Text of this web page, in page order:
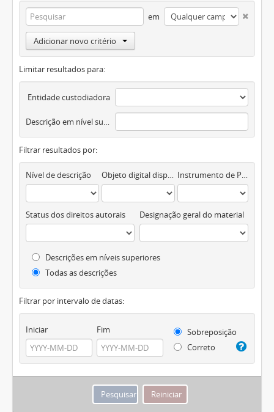
em
Adicionar novo critério
Limitar resultados para:
Entidade custodiadora
Descrição em nível superior
Filtrar resultados por:
Nível de descrição Objeto digital disponível Instrumento de Pesquisa
Status dos direitos autorais Designação geral do material
Descrições em níveis superiores
Todas as descrições
Filtrar por intervalo de datas:
Iniciar Fim
Sobreposição
Correto